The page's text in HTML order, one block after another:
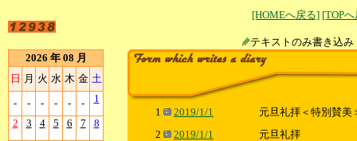
[HOMEへ戻る] [TOP
テキストのみ書
2026 年 08 月
日 月 火 水 木 金 土
- - - - - - 1
2 3 4 5 6 7 8
1 2019/1/1
元旦礼拝＜特別賛美
2
2019/1/1
元旦礼拝